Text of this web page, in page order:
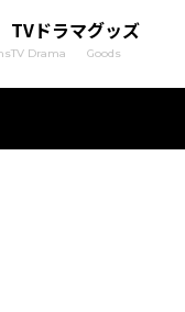
TVドラマ
TV Drama
グッズ
Goods